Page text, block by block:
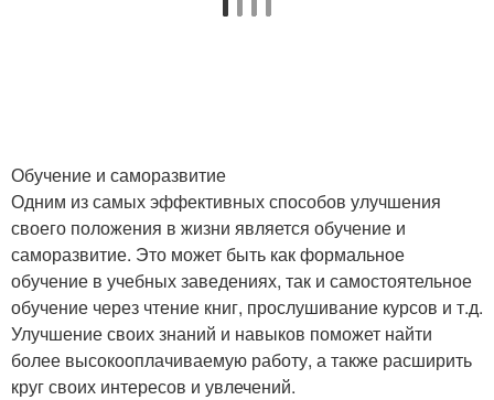
Обучение и саморазвитие
Одним из самых эффективных способов улучшения
своего положения в жизни является обучение и
саморазвитие. Это может быть как формальное
обучение в учебных заведениях, так и самостоятельное
обучение через чтение книг, прослушивание курсов и т.д.
Улучшение своих знаний и навыков поможет найти
более высокооплачиваемую работу, а также расширить
круг своих интересов и увлечений.